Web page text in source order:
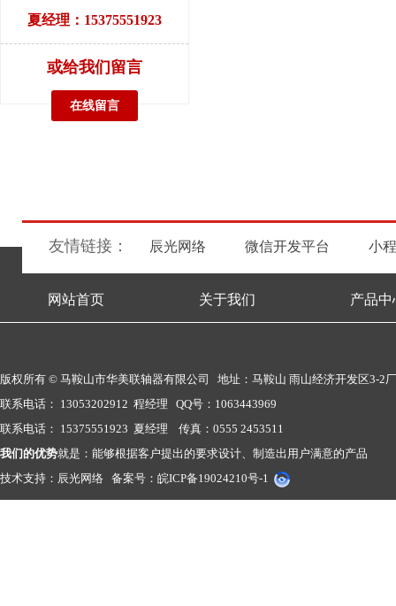
夏经理：15375551923
或给我们留言
在线留言
友情链接： 辰光网络 微信开发平台 小
网站首页 关于我们 产品中
版权所有 © 马鞍山市华美联轴器有限公司 地址：马鞍山 雨山经济开发区3-2
联系电话： 13053202912 程经理 QQ号：1063443969
联系电话： 15375551923 夏经理 传真：0555 2453511
我们的优势就是：能够根据客户提出的要求设计、制造出用户满意的产品
技术支持： 辰光网络 备案号： 皖ICP备19024210号-1